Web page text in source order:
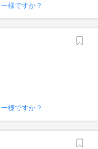
様ですか？
様ですか？